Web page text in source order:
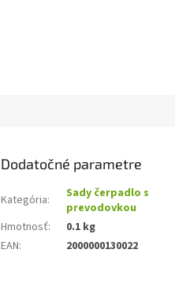
Dodatočné parametre
Kategória:
Sady čerpadlo s
prevodovkou
Hmotnosť:
0.1 kg
EAN: 2000000130022